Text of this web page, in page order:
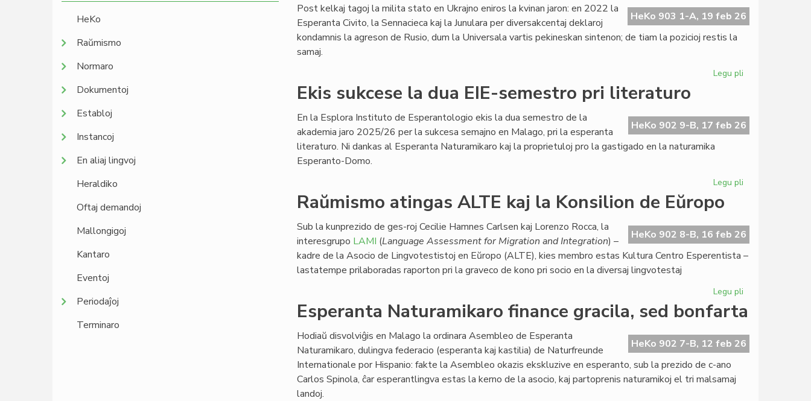
nova
Universala
HeKo 903 1-A, 19 feb 26
Post kelkaj tagoj la milita stato en Ukrajno eniros la kvinan jaron: en 2022 la
Esperanta Civito, la Sennacieca kaj la Junulara per diversakcentaj deklaroj
kondamnis la agreson de Rusio, dum la Universala vartis pekineskan sintenon; de tiam la pozicioj restis la
samaj.
Legu pli
sintenoj
en
Ekis sukcese la dua EIE-semestro pri literaturo
HeKo 902 9-B, 17 feb 26
En la Esplora Instituto de Esperantologio ekis la dua semestro de la
akademia jaro 2025/26 per la sukcesa semajno en Malago, pri la esperanta
literaturo. Ni dankas al Esperanta Naturamikaro kaj la proprietuloj pro la gastigado en la naturamika
Esperanto-Domo.
Legu pli
dua
EIE-
semestro
Raŭmismo atingas ALTE kaj la Konsilion de Eŭropo
HeKo 902 8-B, 16 feb 26
Sub la kunprezido de ges-roj Cecilie Hamnes Carlsen kaj Lorenzo Rocca, la
interesgrupo LAMI (Language Assessment for Migration and Integration) –
kadre de la Asocio de Lingvotestistoj en Eŭropo (ALTE), kies membro estas Kultura Centro Esperentista –
lastatempe prilaboradas raporton pri la graveco de kono pri socio en la diversaj lingvotestaj
Legu pli
atingas
kaj
la
Esperanta Naturamikaro finance gracila, sed bonfarta
HeKo 902 7-B, 12 feb 26
Hodiaŭ disvolviĝis en Malago la ordinara Asembleo de Esperanta
Naturamikaro, dulingva federacio (esperanta kaj kastilia) de Naturfreunde
Internationale por Hispanio: fakte la Asembleo okazis ekskluzive en esperanto, sub la prezido de c-ano
Carlos Spinola, ĉar esperantlingva estas la kerno de la asocio, kaj partoprenis naturamikoj el tri malsamaj
landoj.
HeKo
Raŭmismo
Normaro
Dokumentoj
Establoj
Instancoj
En aliaj lingvoj
Heraldiko
Oftaj demandoj
Mallongigoj
Kantaro
Eventoj
Periodaĵoj
Terminaro